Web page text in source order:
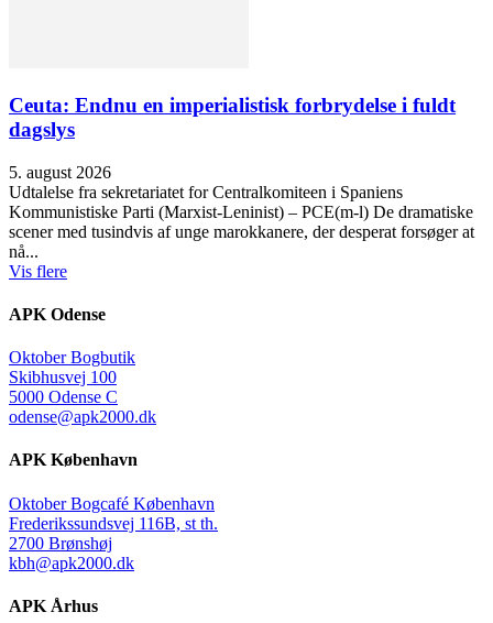
Ceuta: Endnu en imperialistisk forbrydelse i fuldt
dagslys
5. august 2026
Udtalelse fra sekretariatet for Centralkomiteen i Spaniens
Kommunistiske Parti (Marxist-Leninist) – PCE(m-l) De dramatiske
scener med tusindvis af unge marokkanere, der desperat forsøger at
nå...
Vis flere
APK Odense
Oktober Bogbutik
Skibhusvej 100
5000 Odense C
odense@apk2000.dk
APK København
Oktober Bogcafé København
Frederikssundsvej 116B, st th.
2700 Brønshøj
kbh@apk2000.dk
APK Århus